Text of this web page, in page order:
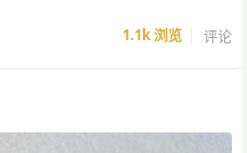
1.1k浏览 评论